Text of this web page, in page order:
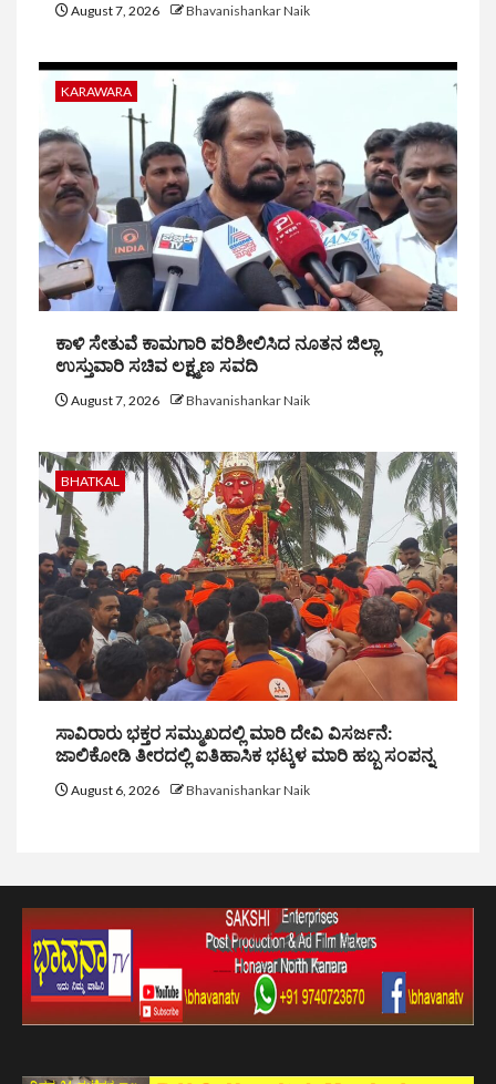
August 7, 2026 Bhavanishankar Naik
KARAWARA
ಕಾಳಿ ಸೇತುವೆ ಕಾಮಗಾರಿ ಪರಿಶೀಲಿಸಿದ ನೂತನ ಜಿಲ್ಲಾ
ಉಸ್ತುವಾರಿ ಸಚಿವ ಲಕ್ಷ್ಮಣ ಸವದಿ
August 7, 2026 Bhavanishankar Naik
BHATKAL
ಸಾವಿರಾರು ಭಕ್ತರ ಸಮ್ಮುಖದಲ್ಲಿ ಮಾರಿ ದೇವಿ ವಿಸರ್ಜನೆ:
ಜಾಲಿಕೋಡಿ ತೀರದಲ್ಲಿ ಐತಿಹಾಸಿಕ ಭಟ್ಕಳ ಮಾರಿ ಹಬ್ಬ ಸಂಪನ್ನ
August 6, 2026 Bhavanishankar Naik